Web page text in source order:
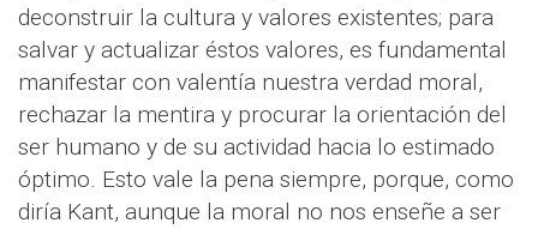
deconstruir la cultura y valores existentes; para
salvar y actualizar éstos valores, es fundamental
manifestar con valentía nuestra verdad moral,
rechazar la mentira y procurar la orientación del
ser humano y de su actividad hacia lo estimado
óptimo. Esto vale la pena siempre, porque, como
diría Kant, aunque la moral no nos enseñe a ser